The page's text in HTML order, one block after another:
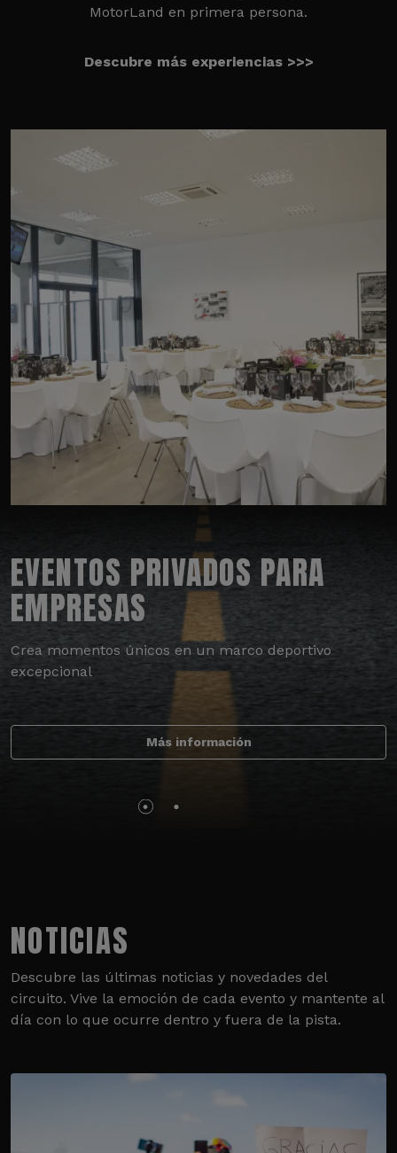
MotorLand en primera persona.
Descubre más experiencias >>>
EVENTOS PRIVADOS PARA
EMPRESAS
Crea momentos únicos en un marco deportivo
excepcional
Más información
NOTICIAS
Descubre las últimas noticias y novedades del
circuito. Vive la emoción de cada evento y mantente al
día con lo que ocurre dentro y fuera de la pista.